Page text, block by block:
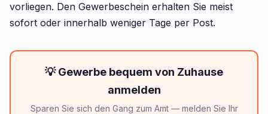
vorliegen. Den Gewerbeschein erhalten Sie meist
sofort oder innerhalb weniger Tage per Post.
💡 Gewerbe bequem von Zuhause
anmelden
Sparen Sie sich den Gang zum Amt — melden Sie Ihr